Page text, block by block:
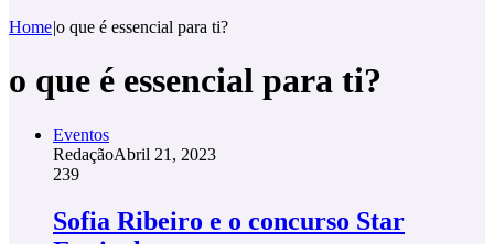
Home|o que é essencial para ti?
o que é essencial para ti?
Eventos
RedaçãoAbril 21, 2023
239
Sofia Ribeiro e o concurso Star